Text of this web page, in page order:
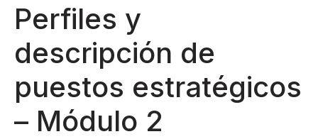
Perfiles y
descripción de
puestos estratégicos
– Módulo 2